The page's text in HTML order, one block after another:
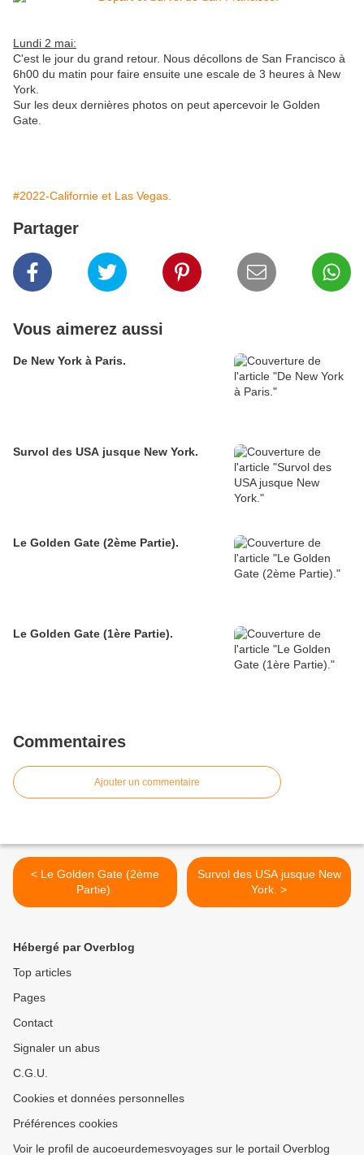
Lundi 2 mai:
C'est le jour du grand retour. Nous décollons de San Francisco à
6h00 du matin pour faire ensuite une escale de 3 heures à New
York.
Sur les deux dernières photos on peut apercevoir le Golden
Gate.
#2022-Californie et Las Vegas.
Partager
Vous aimerez aussi
De New York à Paris.
Survol des USA jusque New York.
Le Golden Gate (2ème Partie).
Le Golden Gate (1ère Partie).
Commentaires
Ajouter un commentaire
< Le Golden Gate (2ème
Partie).
Survol des USA jusque New
York. >
Hébergé par Overblog
Top articles
Pages
Contact
Signaler un abus
C.G.U.
Cookies et données personnelles
Préférences cookies
Voir le profil de aucoeurdemesvoyages sur le portail Overblog